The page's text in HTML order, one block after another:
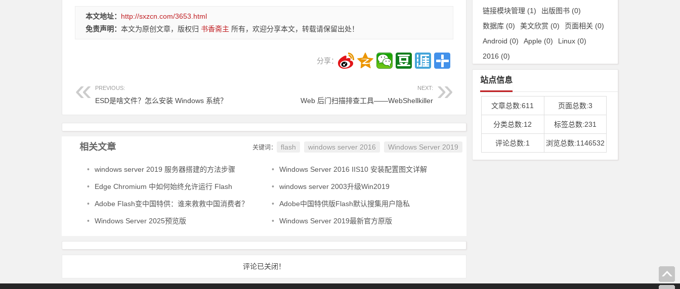
本文地址： http://sxzcn.com/3653.html
免责声明： 本文为原创文章，版权归 书香斋主 所有，欢迎分享本文，转载请保留出处！
分享：
PREVIOUS:
ESD是啥文件？怎么安装 Windows 系统？
NEXT:
Web 后门扫描排查工具——WebShellkiller
相关文章 关键词： flash windows server 2016 Windows Server 2019
• windows server 2019 服务器搭建的方法步骤 • Windows Server 2016 IIS10 安装配置图文详解
• Edge Chromium 中如何始终允许运行 Flash • windows server 2003升级Win2019
• Adobe Flash变中国特供：谁来救救中国消费者？ • Adobe中国特供版Flash默认搜集用户隐私
• Windows Server 2025预览版 • Windows Server 2019最新官方原版
评论已关闭！
链接模块管理 (1) 出版图书 (0)
数据库 (0) 美文欣赏 (0) 页面相关 (0)
Android (0) Apple (0) Linux (0)
2016 (0)
站点信息
文章总数:611 页面总数:3
分类总数:12 标签总数:231
评论总数:1 浏览总数:1146532